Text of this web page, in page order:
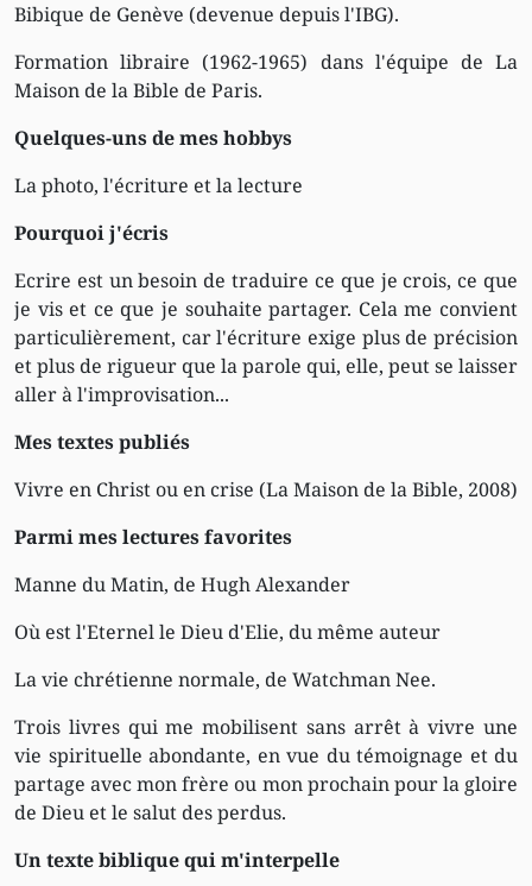
Bibique de Genève (devenue depuis l'IBG).
Formation libraire (1962-1965) dans l'équipe de La
Maison de la Bible de Paris.
Quelques-uns de mes hobbys
La photo, l'écriture et la lecture
Pourquoi j'écris
Ecrire est un besoin de traduire ce que je crois, ce que
je vis et ce que je souhaite partager. Cela me convient
particulièrement, car l'écriture exige plus de précision
et plus de rigueur que la parole qui, elle, peut se laisser
aller à l'improvisation...
Mes textes publiés
Vivre en Christ ou en crise (La Maison de la Bible, 2008)
Parmi mes lectures favorites
Manne du Matin, de Hugh Alexander
Où est l'Eternel le Dieu d'Elie, du même auteur
La vie chrétienne normale, de Watchman Nee.
Trois livres qui me mobilisent sans arrêt à vivre une
vie spirituelle abondante, en vue du témoignage et du
partage avec mon frère ou mon prochain pour la gloire
de Dieu et le salut des perdus.
Un texte biblique qui m'interpelle